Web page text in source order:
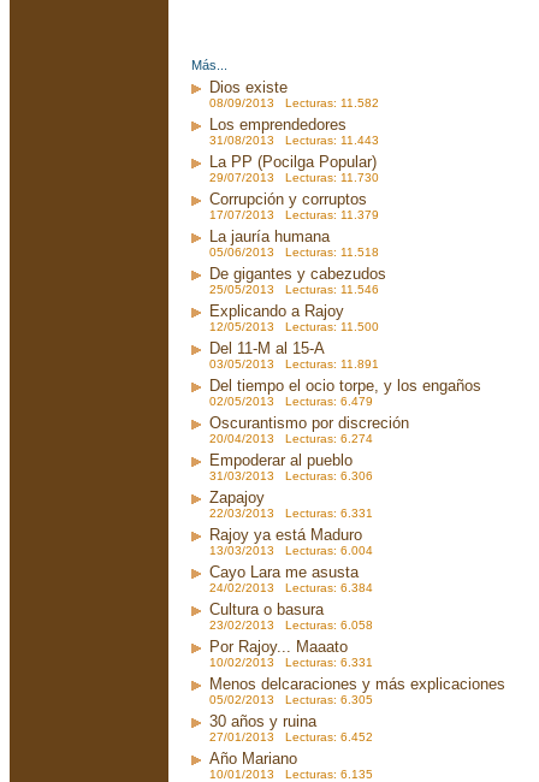
Más...
Dios existe
08/09/2013 Lecturas: 11.582
Los emprendedores
31/08/2013 Lecturas: 11.443
La PP (Pocilga Popular)
29/07/2013 Lecturas: 11.730
Corrupción y corruptos
17/07/2013 Lecturas: 11.379
La jauría humana
05/06/2013 Lecturas: 11.518
De gigantes y cabezudos
25/05/2013 Lecturas: 11.546
Explicando a Rajoy
12/05/2013 Lecturas: 11.500
Del 11-M al 15-A
03/05/2013 Lecturas: 11.891
Del tiempo el ocio torpe, y los engaños
02/05/2013 Lecturas: 6.479
Oscurantismo por discreción
20/04/2013 Lecturas: 6.274
Empoderar al pueblo
31/03/2013 Lecturas: 6.306
Zapajoy
22/03/2013 Lecturas: 6.331
Rajoy ya está Maduro
13/03/2013 Lecturas: 6.004
Cayo Lara me asusta
24/02/2013 Lecturas: 6.384
Cultura o basura
23/02/2013 Lecturas: 6.058
Por Rajoy... Maaato
10/02/2013 Lecturas: 6.331
Menos delcaraciones y más explicaciones
05/02/2013 Lecturas: 6.305
30 años y ruina
27/01/2013 Lecturas: 6.452
Año Mariano
10/01/2013 Lecturas: 6.135